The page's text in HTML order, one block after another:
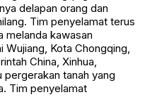
delapan orang dan
Tim penyelamat terus
melanda kawasan
Wujiang, Kota Chongqing,
China, Xinhua,
tanah yang
Tim penyelamat